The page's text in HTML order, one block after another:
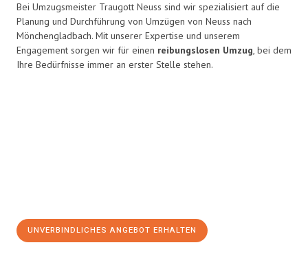
Bei Umzugsmeister Traugott Neuss sind wir spezialisiert auf die
Planung und Durchführung von Umzügen von Neuss nach
Mönchengladbach. Mit unserer Expertise und unserem
Engagement sorgen wir für einen reibungslosen Umzug, bei dem
Ihre Bedürfnisse immer an erster Stelle stehen.
UNVERBINDLICHES ANGEBOT ERHALTEN